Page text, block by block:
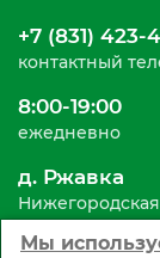
+7 (831) 423-
контактный
8:00-19:00
ежедневно
д. Ржавка
Мы